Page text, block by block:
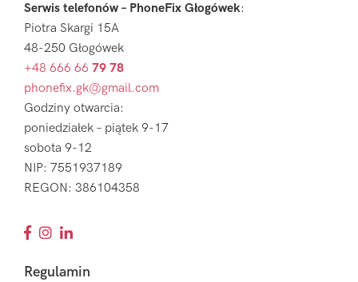
Serwis telefonów – PhoneFix Głogówek:
Piotra Skargi 15A
48-250 Głogówek
+48 666 66 79 78
phonefix.gk@gmail.com
Godziny otwarcia:
poniedziałek – piątek 9-17
sobota 9-12
NIP: 7551937189
REGON: 386104358
Regulamin